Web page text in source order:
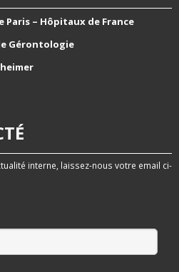
– Hôpitaux de France
Gérontologie
interne, laissez-nous votre email ci-